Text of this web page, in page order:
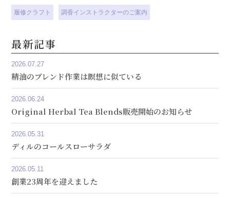
履修クラフト 調香インストラクターのご案内
最新記事
2026.07.27
精油のブレンド作業は瞑想に似ている
2026.06.24
Original Herbal Tea Blends販売開始のお知らせ
2026.05.31
ディルのコールスローサラダ
2026.05.11
創業23周年を迎えました